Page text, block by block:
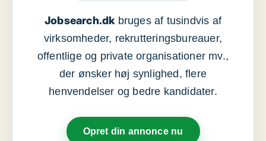
Jobsearch.dkbruges af tusindvis af
virksomheder, rekrutteringsbureauer,
offentlige og private organisationer mv.,
der ønsker høj synlighed, flere
henvendelser og bedre kandidater.
Opret din annonce nu